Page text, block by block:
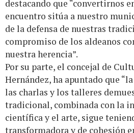
destacando que “convertirnos
encuentro sitúa a nuestro
de la defensa de nuestras
compromiso de los aldeanos
nuestra herencia”.
Por su parte, el concejal de
Hernández, ha apuntado que
las charlas y los talleres
tradicional, combinada con la
científica y el arte, sigue
transformadora y de cohesión